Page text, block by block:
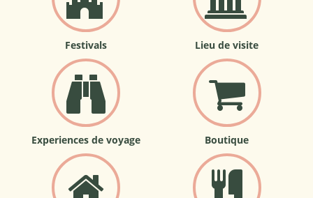
Festivals Lieu de visite
Experiences de voyage Boutique